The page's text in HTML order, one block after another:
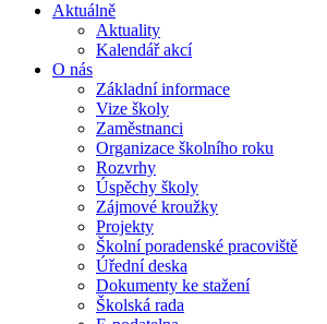
Aktuálně
Aktuality
Kalendář akcí
O nás
Základní informace
Vize školy
Zaměstnanci
Organizace školního roku
Rozvrhy
Úspěchy školy
Zájmové kroužky
Projekty
Školní poradenské pracoviště
Úřední deska
Dokumenty ke stažení
Školská rada